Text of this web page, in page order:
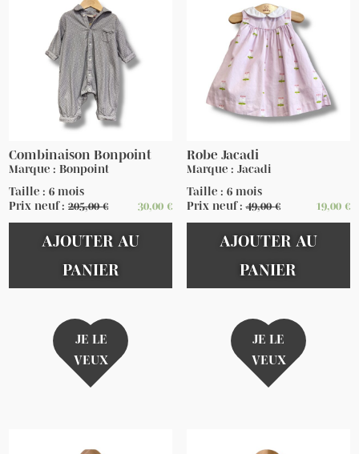
Combinaison Bonpoint
Marque : Bonpoint
Taille : 6 mois
Prix neuf :205,00€ 30,00 €
AJOUTER AU
PANIER
JE LE
VEUX
Robe Jacadi
Marque : Jacadi
Taille : 6 mois
Prix neuf :49,00€ 19,00 €
AJOUTER AU
PANIER
JE LE
VEUX